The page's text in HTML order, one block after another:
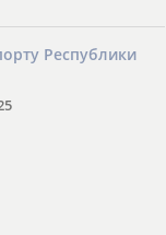
Республики